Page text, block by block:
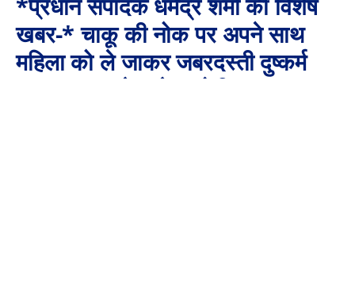
खबर-* चाकू की नोक पर अपने साथ
महिला को ले जाकर जबरदस्ती दुष्कर्म